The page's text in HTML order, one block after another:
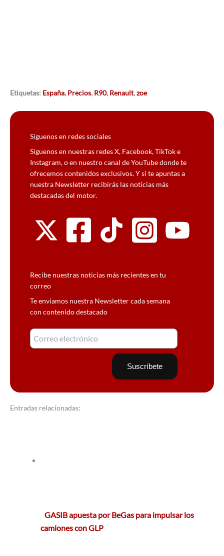
Etiquetas: España, Precios, R90, Renault,zoe
Síguenos en redes sociales
Síguenos en nuestras redes X, Facebook, TikTok e
Instagram, o en nuestro canal de YouTube donde te
ofrecemos contenidos exclusivos. Y si te apuntas a
nuestra Newsletter recibirás las noticias más
destacadas del motor.
Recibe nuestras noticias más recientes en tu
correo
Te enviamos nuestra Newsletter cada semana
con contenido destacado
Entradas relacionadas:
GASIB apuesta por BeGas para impulsar los
camiones con GLP